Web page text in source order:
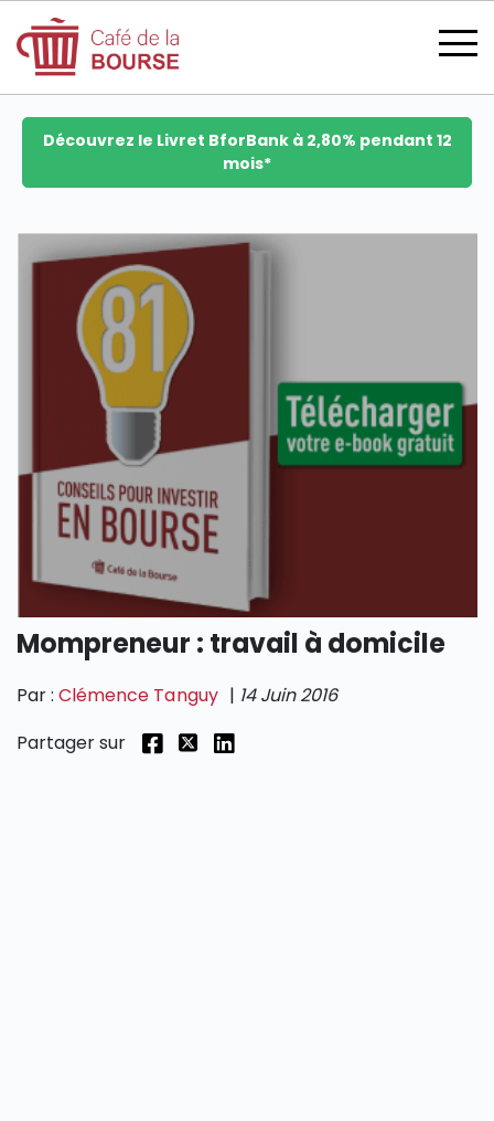
se connecter
devenir membre
CATÉGORIES
SECTIONS
Découvrez le Livret BforBank à 2,80% pendant 12
mois*
Mompreneur : travail à domicile
Par :Clémence Tanguy | 14 Juin 2016
Partager sur